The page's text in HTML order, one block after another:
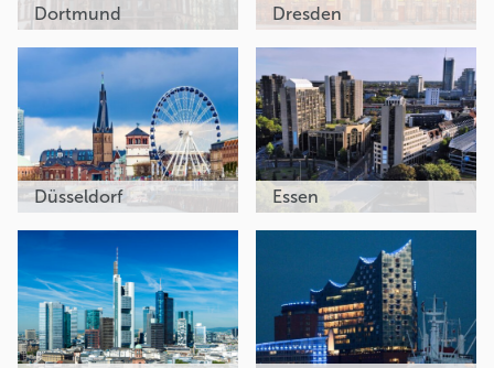
Dortmund Dresden
Düsseldorf Essen